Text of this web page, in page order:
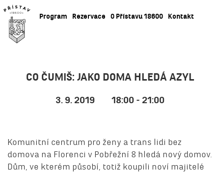
Program Rezervace O Přístavu 18600 Kontakt
CO ČUMIŠ: JAKO DOMA HLEDÁ AZYL
3. 9. 2019 18:00 - 21:00
Komunitní centrum pro ženy a trans lidi bez
domova na Florenci v Pobřežní 8 hledá nový domov.
Dům, ve kterém působí, totiž koupili noví majitelé